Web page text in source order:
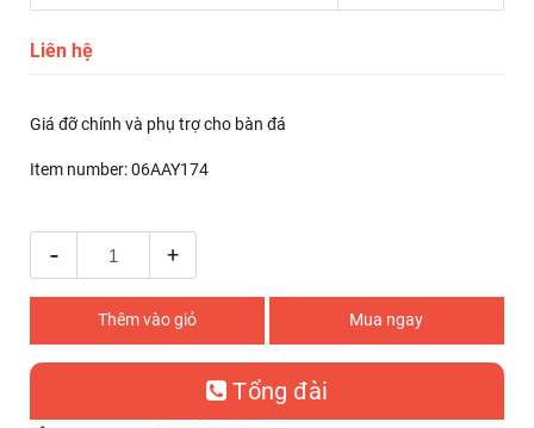
Liên hệ
Giá đỡ chính và phụ trợ cho bàn đá
Item number: 06AAY174
- +
Thêm vào giỏ Mua ngay
Tổng đài